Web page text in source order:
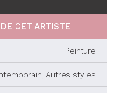
CET ARTISTE
Peinture
Autres styles